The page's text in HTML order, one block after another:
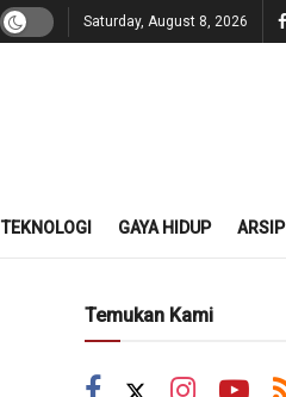
Saturday, August 8, 2026
TEKNOLOGI GAYA HIDUP ARSIP
Temukan Kami